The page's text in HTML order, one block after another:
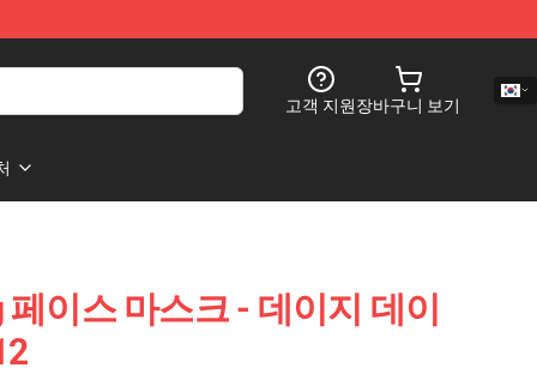
고객 지원장바구니 보기
이스 마스크 - 데이지 데이